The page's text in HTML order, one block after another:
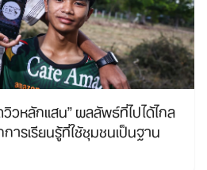
วหลักแสน” ผลลัพธ์ที่ไปได้ไกล
รเรียนรู้ที่ใช้ชุมชนเป็นฐาน